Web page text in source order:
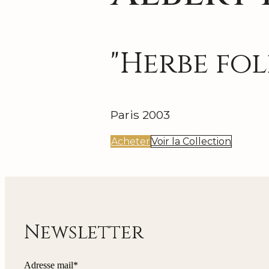
"Herbe
Paris 2003
AcheterVoir la Collection
Newsletter
Adresse mail*